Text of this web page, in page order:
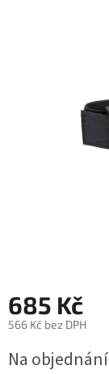
685 Kč
566 Kč bez DPH
Na objednání